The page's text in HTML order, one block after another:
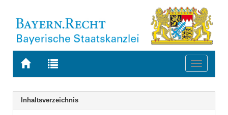
Zur
BAYERN.RECHT
Zur
letzten
Suche
Toggle
Navigation
Inhaltsverzeichnis